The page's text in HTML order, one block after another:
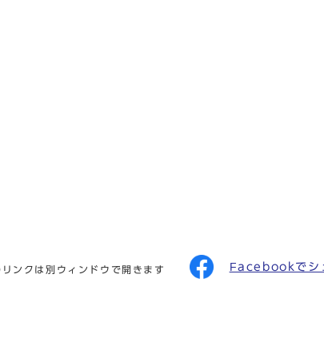
ンクは別ウィンドウで開きます Facebookでシ